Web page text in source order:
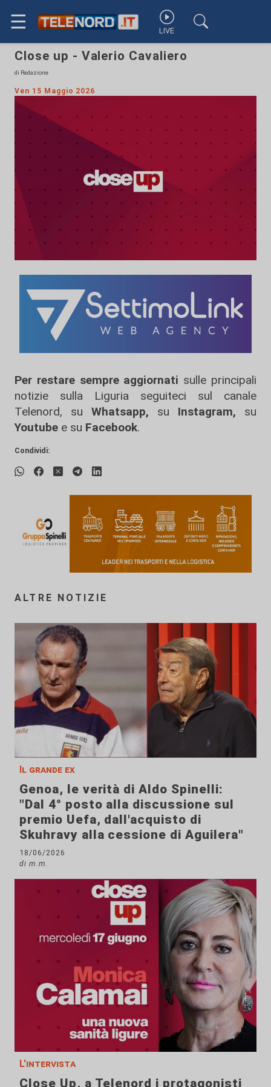
☰ LIVE
Close up - Valerio Cavaliero
di Redazione
Ven 15 Maggio 2026
Per restare sempre aggiornati sulle principali
notizie sulla Liguria seguiteci sul canale
Telenord, su
Whatsapp, su Instagram, su
Youtube e su Facebook.
Condividi:
ALTRE NOTIZIE
Il grande ex
Genoa, le verità di Aldo Spinelli:
"Dal 4° posto alla discussione sul
premio Uefa, dall'acquisto di
Skuhravy alla cessione di Aguilera"
18/06/2026
di m.m.
L'intervista
Close Up, a Telenord i protagonisti